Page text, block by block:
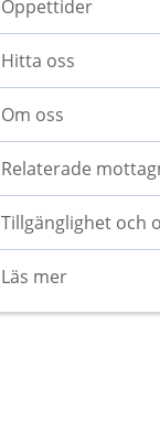
Öppettider
Hitta oss
Om oss
Relaterade
Tillgänglighet och
Läs mer